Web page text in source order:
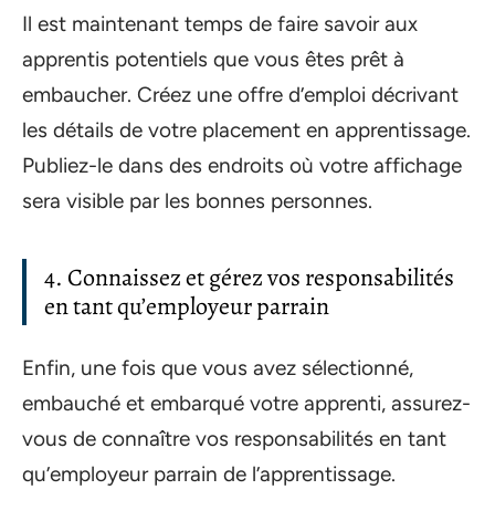
Il est maintenant temps de faire savoir aux
apprentis potentiels que vous êtes prêt à
embaucher. Créez une offre d’emploi décrivant
les détails de votre placement en apprentissage.
Publiez-le dans des endroits où votre affichage
sera visible par les bonnes personnes.
4. Connaissez et gérez vos responsabilités
en tant qu’employeur parrain
Enfin, une fois que vous avez sélectionné,
embauché et embarqué votre apprenti, assurez-
vous de connaître vos responsabilités en tant
qu’employeur parrain de l’apprentissage.